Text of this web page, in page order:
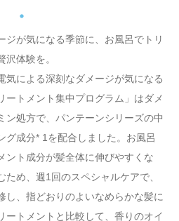
が気になる季節に、お風呂でトリ
体験を。
気による深刻なダメージが気になる
ートメント集中プログラム」はダメ
ン処方で、パンテーンシリーズの中
グ成分* 1を配合しました。お風呂
ント成分が髪全体に伸びやすくな
ため、週1回のスペシャルケアで、
し、指どおりのよいなめらかな髪に
ートメントと比較して、香りのオイ